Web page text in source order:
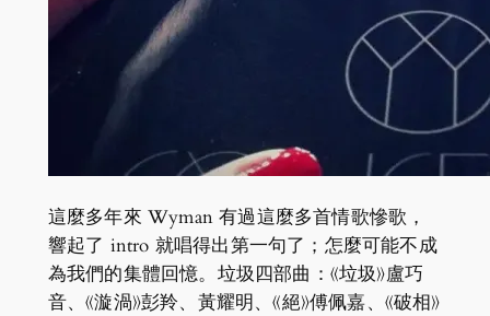
這麼多年來 Wyman 有過這麼多首情歌慘歌，
響起了 intro 就唱得出第一句了；怎麼可能不成
為我們的集體回憶。垃圾四部曲：《垃圾》盧巧
音、《漩渦》彭羚、黃耀明、《絕》傅佩嘉、《破相》